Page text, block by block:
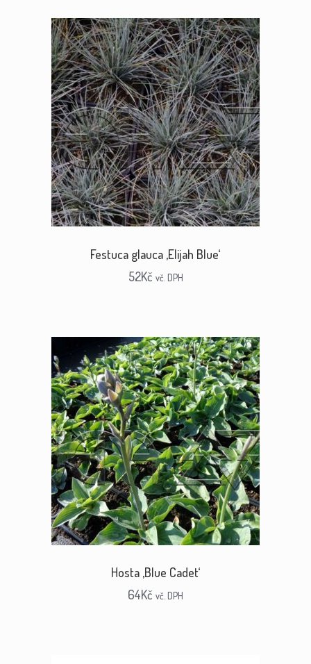
Festuca glauca ‚Elijah Blue‘
52Kč vč. DPH
Hosta ‚Blue Cadet‘
64Kč vč. DPH